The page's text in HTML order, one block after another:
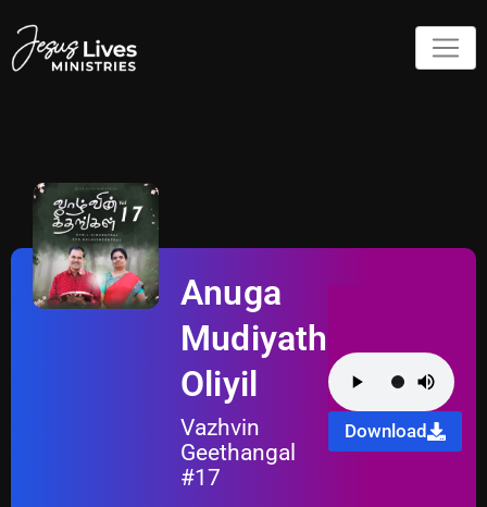
Anuga
Mudiyatha
Oliyil
Vazhvin
Geethangal
#17
Download